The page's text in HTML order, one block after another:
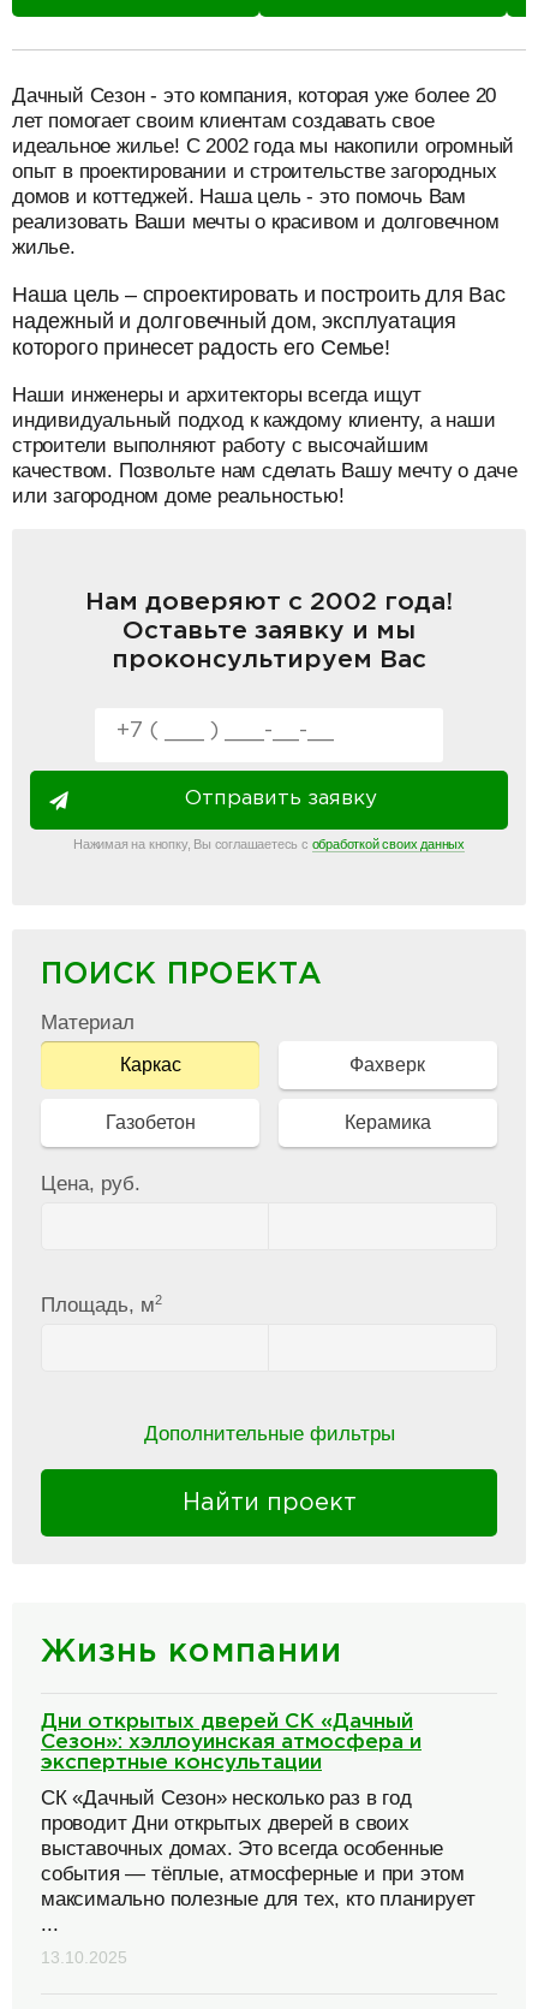
Дачный Сезон - это компания, которая уже более 20
лет помогает своим клиентам создавать свое
идеальное жилье! С 2002 года мы накопили огромный
опыт в проектировании и строительстве загородных
домов и коттеджей. Наша цель - это помочь Вам
реализовать Ваши мечты о красивом и долговечном
жилье.
Наша цель – спроектировать и построить для Вас
надежный и долговечный дом, эксплуатация
которого принесет радость его Семье!
Наши инженеры и архитекторы всегда ищут
индивидуальный подход к каждому клиенту, а наши
строители выполняют работу с высочайшим
качеством. Позвольте нам сделать Вашу мечту о даче
или загородном доме реальностью!
Нам доверяют с 2002 года!
Оставьте заявку и мы
проконсультируем Вас
Отправить заявку
Нажимая на кнопку, Вы соглашаетесь с обработкой своих данных
ПОИСК ПРОЕКТА
Материал
Каркас Фахверк
Газобетон Керамика
Цена, руб.
Площадь, м2
Дополнительные фильтры
Найти проект
Жизнь компании
Дни открытых дверей СК «Дачный
Сезон»: хэллоуинская атмосфера и
экспертные консультации
СК «Дачный Сезон» несколько раз в год
проводит Дни открытых дверей в своих
выставочных домах. Это всегда особенные
события — тёплые, атмосферные и при этом
максимально полезные для тех, кто планирует
...
13.10.2025